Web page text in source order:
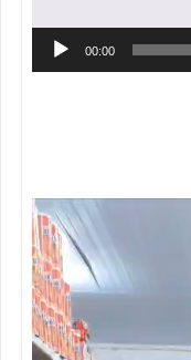
00:00
Tocador
de
vídeo